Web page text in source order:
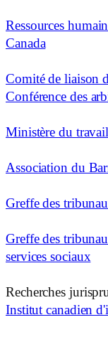
Ressources
Canada
Comité de liaison
Conférence des
Ministère du
Association du
Greffe des
Greffe des
services sociaux
Recherches
Institut canadien